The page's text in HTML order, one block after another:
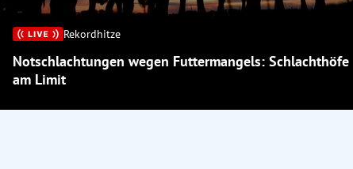
Rekordhitze
Notschlachtungen wegen Futtermangels: Schlachthöfe
am Limit